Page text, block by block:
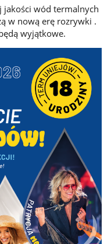
jakości wód termalnych
w nową erę rozrywki .
wyjątkowe.